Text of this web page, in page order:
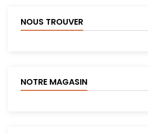
NOUS TROUVER
NOTRE MAGASIN